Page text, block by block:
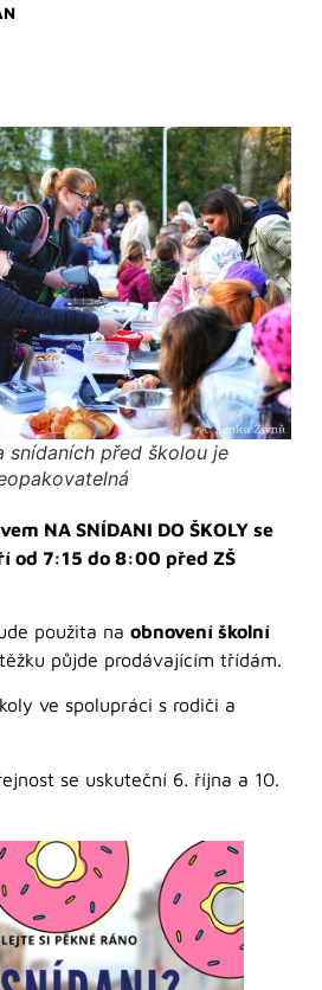
snídaních před školou je
NA SNÍDANI DO ŠKOLY se
od 7:15 do 8:00 před ZŠ
použita na obnovení školní
půjde prodávajícím třídám.
ve spolupráci s rodiči a
se uskuteční 6. října a 10.